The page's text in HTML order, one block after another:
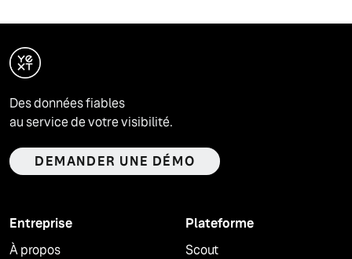
Des données fiables
au service de votre visibilité.
DEMANDER UNE DÉMO
Entreprise
À propos
Plateforme
Scout